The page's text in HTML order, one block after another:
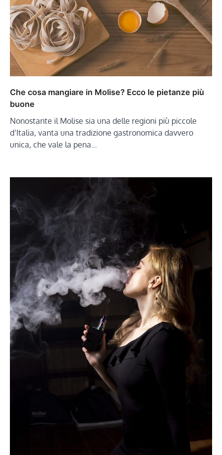
Che cosa mangiare in Molise? Ecco le pietanze più
buone
Nonostante il Molise sia una delle regioni più piccole
d’Italia, vanta una tradizione gastronomica davvero
unica, che vale la pena…